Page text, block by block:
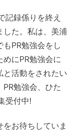
記録係りを終え
した。私は、美浦
PR勉強会をし
にPR勉強会に
と活動をされたい
勉強会、ひた
受付中!
お待ちしていま